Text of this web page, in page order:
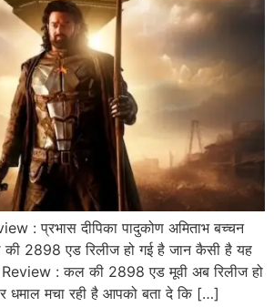
: प्रभास दीपिका पादुकोण अमिताभ बच्चन
2898 एड रिलीज हो गई है जान कैसी है यह
: कल की 2898 एड मूवी अब रिलीज हो
धमाल मचा रही है आपको बता दे कि […]